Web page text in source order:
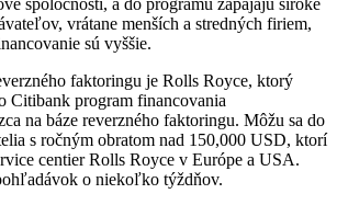
vrátane menších a stredných firiem,
sú vyššie.
faktoringu je Rolls Royce, ktorý
Citibank program financovania
na báze reverzného faktoringu. Môžu sa do
s ročným obratom nad 150,000 USD, ktorí
centier Rolls Royce v Európe a USA.
o niekoľko týždňov.